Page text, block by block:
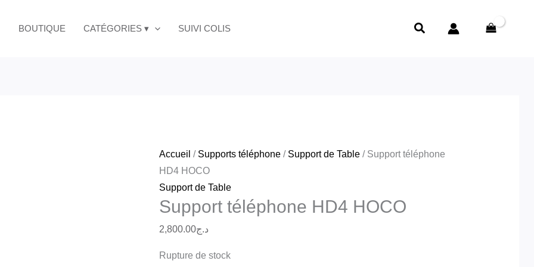
BOUTIQUE CATÉGORIES ▾ SUIVI COLIS Rechercher
Accueil / Supports téléphone / Support de Table / Support téléphone
HD4 HOCO
Support de Table
Support téléphone HD4 HOCO
د.ج2,800.00
Rupture de stock